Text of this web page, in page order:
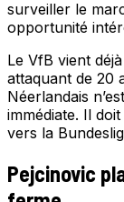
surveiller le
opportunité
Le VfB vient
attaquant de 20
Néerlandais
immédiate. Il
vers la
Pejcinovic